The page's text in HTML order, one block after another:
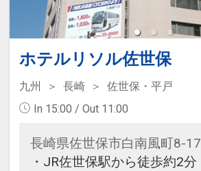
ホテルリソル佐世保
九州 長崎
佐世保・平戸
In 15:00 / Out 11:00
長崎県佐世保市白南風町8-17
・JR佐世保駅から徒歩約2